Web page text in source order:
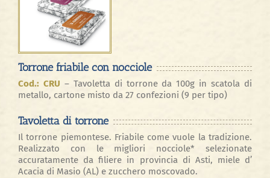
Torrone friabile con nocciole
Cod.: CRU – Tavoletta di torrone da 100g in scatola di
metallo, cartone misto da 27 confezioni (9 per tipo)
Tavoletta di torrone
Il torrone piemontese. Friabile come vuole la tradizione.
Realizzato con le migliori nocciole* selezionate
accuratamente da filiere in provincia di Asti, miele d’
Acacia di Masio (AL) e zucchero moscovado.